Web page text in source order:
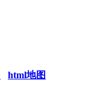
html地图